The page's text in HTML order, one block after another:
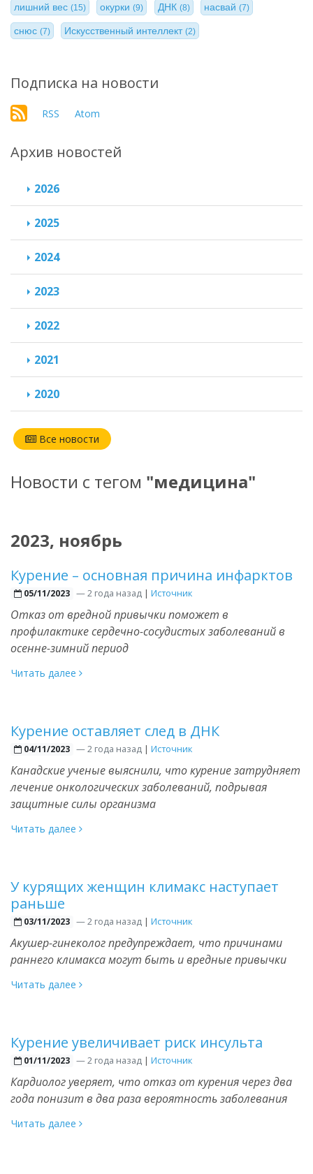
Новости с тегом "медицина"
2023, ноябрь
Курение – основная причина инфарктов
05/11/2023 —2 года назад | Источник
Отказ от вредной привычки поможет в
профилактике сердечно-сосудистых заболеваний в
осенне-зимний период
Читать далее
Курение оставляет след в ДНК
04/11/2023 —2 года назад | Источник
Канадские ученые выяснили, что курение затрудняет
лечение онкологических заболеваний, подрывая
защитные силы организма
Читать далее
У курящих женщин климакс наступает
раньше
03/11/2023 —2 года назад | Источник
Акушер-гинеколог предупреждает, что причинами
раннего климакса могут быть и вредные привычки
Читать далее
Курение увеличивает риск инсульта
01/11/2023 —2 года назад | Источник
Кардиолог уверяет, что отказ от курения через два
года понизит в два раза вероятность заболевания
Читать далее
лишний вес (15) окурки(9) ДНК (8) насвай(7)
снюс (7) Искусственный интеллект(2)
Подписка на новости
RSS Atom
Архив новостей
2026
2025
2024
2023
2022
2021
2020
Все новости